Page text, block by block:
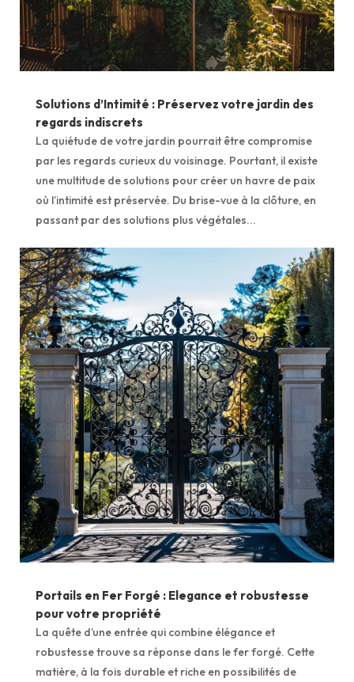
Solutions d’Intimité : Préservez votre jardin des
regards indiscrets
La quiétude de votre jardin pourrait être compromise
par les regards curieux du voisinage. Pourtant, il existe
une multitude de solutions pour créer un havre de paix
où l’intimité est préservée. Du brise-vue à la clôture, en
passant par des solutions plus végétales...
Portails en Fer Forgé : Elegance et robustesse
pour votre propriété
La quête d’une entrée qui combine élégance et
robustesse trouve sa réponse dans le fer forgé. Cette
matière, à la fois durable et riche en possibilités de